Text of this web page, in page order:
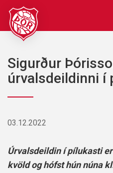
Fara
efni
Karfan þín
Karfan er tóm.
Sigurður
úrvalsdeildinni í
03.12.2022
Úrvalsdeildin í pílukasti
kvöld og hófst hún núna